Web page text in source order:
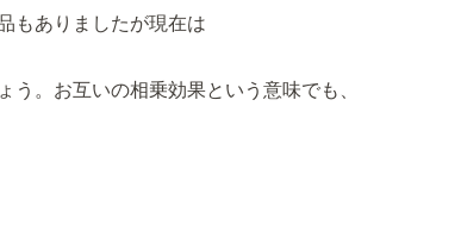
もありましたが現在は
。お互いの相乗効果という意味でも、